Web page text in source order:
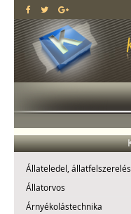
Állateledel, állatfelszerelés
Állatorvos
Árnyékolástechnika